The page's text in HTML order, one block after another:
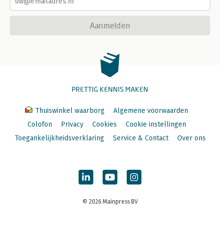
Aanmelden
PRETTIG KENNIS MAKEN
Thuiswinkel waarborg
Algemene voorwaarden
Colofon
Privacy Cookies
Cookie instellingen
Toegankelijkheidsverklaring
Service & Contact Over ons
© 2026 Mainpress BV